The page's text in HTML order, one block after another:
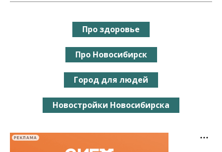
Про здоровье
Про Новосибирск
Город для людей
Новостройки Новосибирска
РЕКЛАМА